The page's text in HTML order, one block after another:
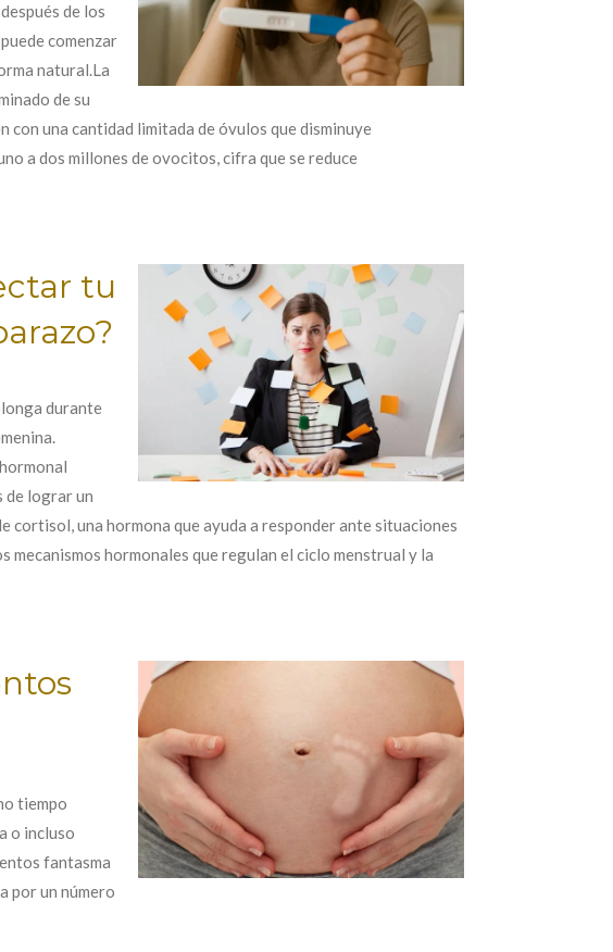
de los
comenzar
natural.La
de su
con una cantidad limitada de óvulos que disminuye
a dos millones de ovocitos, cifra que se reduce
tu
durante
de lograr un
cortisol, una hormona que ayuda a responder ante situaciones
hormonales que regulan el ciclo menstrual y la
tiempo
o incluso
fantasma
por un número